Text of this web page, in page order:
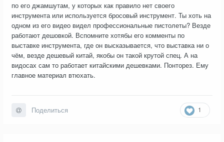
по его джамшутам, у которых как правило нет своего
инструмента или используется бросовый инструмент. Ты хоть на
одном из его видео видел профессиональные пистолеты? Везде
работают дешовкой. Вспомните хотябы его комменты по
выставке инструмента, где он высказывается, что выставка ни о
чём, везде дешевый китай, якобы он такой крутой спец. А на
видосах сам то работает китайскими дешевками. Понторез. Ему
главное материал втюхать.
1
Поделиться